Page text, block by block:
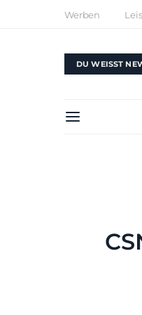
Werben
DU WEISST